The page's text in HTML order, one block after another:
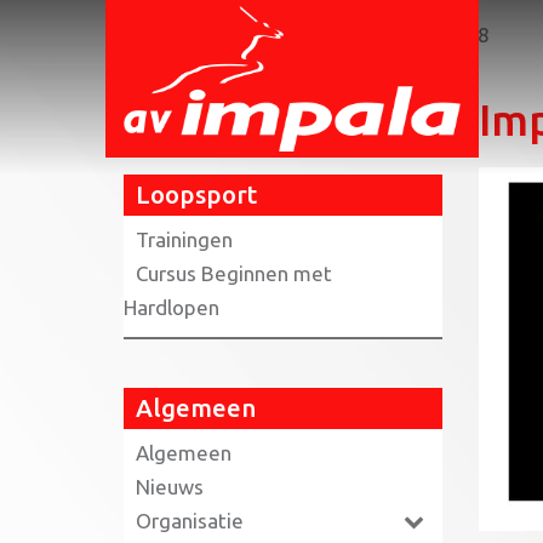
Loopsport Impala TS week 48
Loopsport
Trainingen
Cursus Beginnen met
Hardlopen
Algemeen
Algemeen
Nieuws
Organisatie